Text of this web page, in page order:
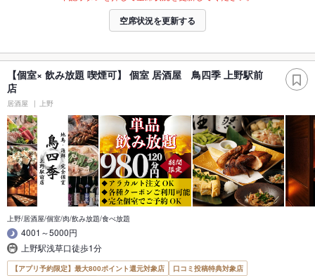
空席状況を更新する
【個室× 飲み放題 喫煙可】 個室 居酒屋 鳥四季 上野駅前
店
居酒屋 上野
上野/居酒屋/個室/肉/飲み放題/食べ放題
4001～5000円
上野駅浅草口徒歩1分
【アプリ予約限定】最大800ポイント還元対象店
口コミ投稿特典対象店